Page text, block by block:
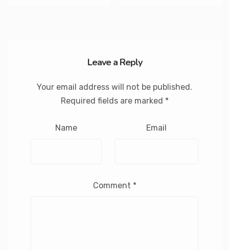
Leave a Reply
Your email address will not be published.
Required fields are marked *
Name Email
Comment *